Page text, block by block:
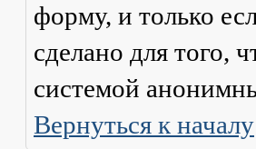
форму, и только
сделано для того,
системой
Вернуться к началу